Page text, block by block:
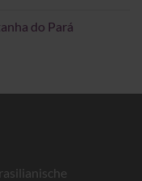
do Pará